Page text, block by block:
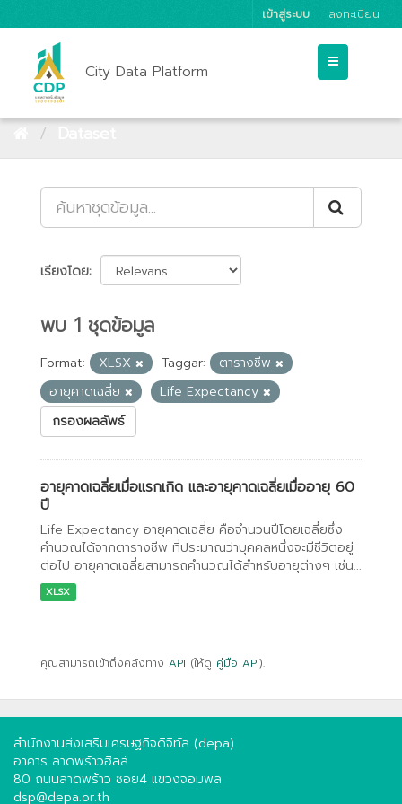
เข้าสู่ระบบ ลงทะเบียน
City Data Platform
เรียงโดย
พบ 1 ชุดข้อมูล
Format: XLSX Taggar:
ตารางชีพ
อายุคาดเฉลี่ย
Life Expectancy
กรองผลลัพธ์
อายุคาดเฉลี่ยเมื่อแรกเกิด และอายุคาดเฉลี่ยเมื่ออายุ 60
ปี
Life Expectancy อายุคาดเฉลี่ย คือจำนวนปีโดยเฉลี่ยซึ่ง
คำนวณได้จากตารางชีพ ที่ประมาณว่าบุคคลหนึ่งจะมีชีวิตอยู่
ต่อไป อายุคาดเฉลี่ยสามารถคำนวณได้สำหรับอายุต่างๆ เช่น...
XLSX
คุณสามารถเข้าถึงคลังทาง API (ให้ดู คู่มือ API).
สำนักงานส่งเสริมเศรษฐกิจดิจิทัล (depa)
อาคาร ลาดพร้าวฮิลล์
80 ถนนลาดพร้าว ซอย4 แขวงจอมพล
dsp@depa.or.th